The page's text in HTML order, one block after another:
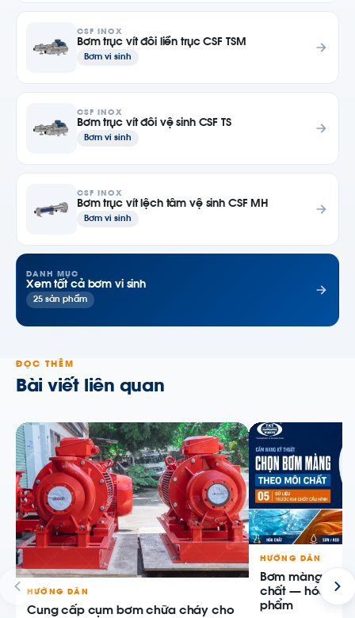
CSF INOX
Bơm trục vít đôi liền trục CSF TSM
Bơm vi sinh
CSF INOX
Bơm trục vít đôi vệ sinh CSF TS
Bơm vi sinh
CSF INOX
Bơm trục vít lệch tâm vệ sinh CSF MH
Bơm vi sinh
DANH MỤC
Xem tất cả bơm vi sinh
25 sản phẩm
ĐỌC THÊM
Bài viết liên quan
HƯỚNG DẪN
Cung cấp cụm bơm chữa cháy cho
HƯỚNG DẪN
Bơm màng khí
chất — hóa
phẩm